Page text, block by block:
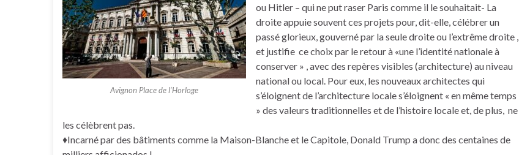
Avignon Place de l’Horloge
ou Hitler – qui ne put raser Paris comme il le souhaitait- La
droite appuie souvent ces projets pour, dit-elle, célébrer un
passé glorieux, gouverné par la seule droite ou l’extrême droite ,
et justifie ce choix par le retour à «une l’identité nationale à
conserver » , avec des repères visibles (architecture) au niveau
national ou local. Pour eux, les nouveaux architectes qui
s’éloignent de l’architecture locale s’éloignent « en même temps
» des valeurs traditionnelles et de l’histoire locale et, de plus, ne
les célèbrent pas.
♦Incarné par des bâtiments comme la Maison-Blanche et le Capitole, Donald Trump a donc des centaines de